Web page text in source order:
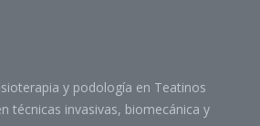
y podología en Teatinos
técnicas invasivas, biomecánica y